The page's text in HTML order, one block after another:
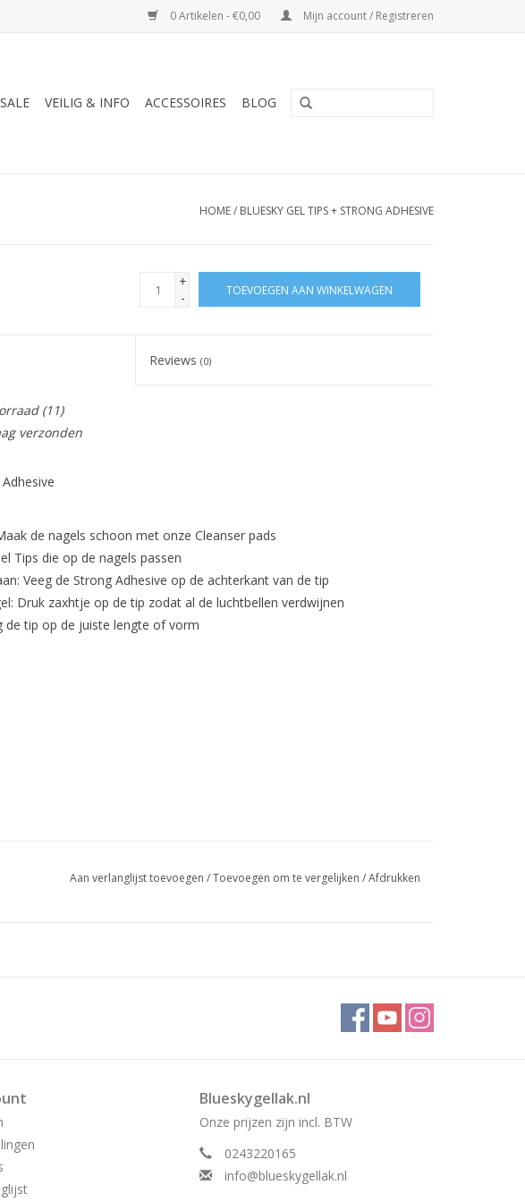
0 Artikelen - €0,00 Mijn account / Registreren
SALE VEILIG & INFO ACCESSOIRES BLOG
HOME/ BLUESKY GEL TIPS + STRONG ADHESIVE
+
-
TOEVOEGEN AAN WINKELWAGEN
Reviews(0)
(11)
verzonden
de nagels schoon met onze Cleanser pads
Tips die op de nagels passen
Veeg de Strong Adhesive op de achterkant van de tip
Druk zaxhtje op de tip zodat al de luchtbellen verdwijnen
de tip op de juiste lengte of vorm
Aan verlanglijst toevoegen /Toevoegen om te vergelijken /Afdrukken
Blueskygellak.nl
Onze prijzen zijn incl. BTW
0243220165
info@blueskygellak.nl